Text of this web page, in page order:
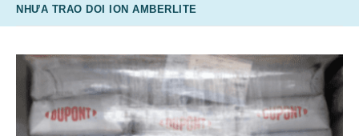
NHƯA TRAO DOI ION AMBERLITE